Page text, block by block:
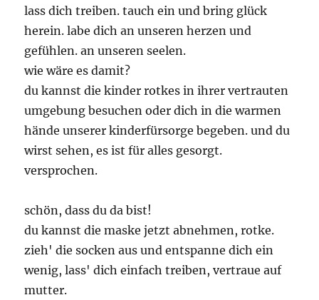
lass dich treiben. tauch ein und bring glück
herein. labe dich an unseren herzen und
gefühlen. an unseren seelen.
wie wäre es damit?
du kannst die kinder rotkes in ihrer vertrauten
umgebung besuchen oder dich in die warmen
hände unserer kinderfürsorge begeben. und du
wirst sehen, es ist für alles gesorgt.
versprochen.
schön, dass du da bist!
du kannst die maske jetzt abnehmen, rotke.
zieh' die socken aus und entspanne dich ein
wenig, lass' dich einfach treiben, vertraue auf
mutter.